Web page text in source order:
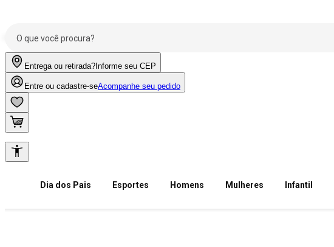
Entrega ou retirada? Informe seu CEP
Entre ou cadastre-seAcompanhe seu pedido
Dia dos Pais Esportes Homens Mulheres Infantil